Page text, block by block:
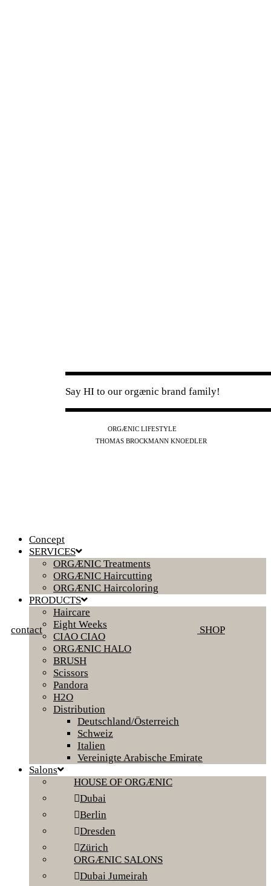
Say HI to our orgænic brand family!
ORGÆNIC LIFESTYLE
THOMAS BROCKMANN KNOEDLER
contact SHOP
Concept
SERVICES
ORGÆNIC Treatments
ORGÆNIC Haircutting
ORGÆNIC Haircoloring
PRODUCTS
Haircare
Eight Weeks
CIAO CIAO
ORGÆNIC HALO
BRUSH
Scissors
Pandora
H2O
Distribution
Deutschland/Österreich
Schweiz
Italien
Vereinigte Arabische Emirate
Salons
HOUSE OF ORGÆNIC
Dubai
Berlin
Dresden
Zürich
ORGÆNIC SALONS
Dubai Jumeirah